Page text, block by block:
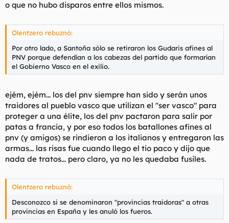
o que no hubo disparos entre ellos mismos.
Olentzero rebuznó:
Por otro lado, a Santoña sólo se retiraron los Gudaris afines al
PNV porque defendían a los cabezas del partido que formarían
el Gobierno Vasco en el exilio.
ejém, ejém... los del pnv siempre han sido y serán unos
traidores al pueblo vasco que utilizan el "ser vasco" para
proteger a una élite, los del pnv pactaron para salir por
patas a francia, y por eso todos los batallones afines al
pnv (y amigos) se rindieron a los italianos y entregaron las
armas... las risas fue cuando llego el tio paco y dijo que
nada de tratos... pero claro, ya no les quedaba fusiles.
Olentzero rebuznó:
Desconozco si se denominaron "provincias traidoras" a otras
provincias en España y les anuló los fueros.